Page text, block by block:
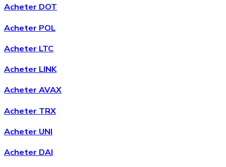
XRP
XRP
Virement SEPA
Ajoutez des fonds à votre compte Bitnovo ou
Acheter DOT
Acheter POL
Acheter LTC
Acheter LINK
Acheter AVAX
Acheter TRX
Acheter UNI
Acheter DAI